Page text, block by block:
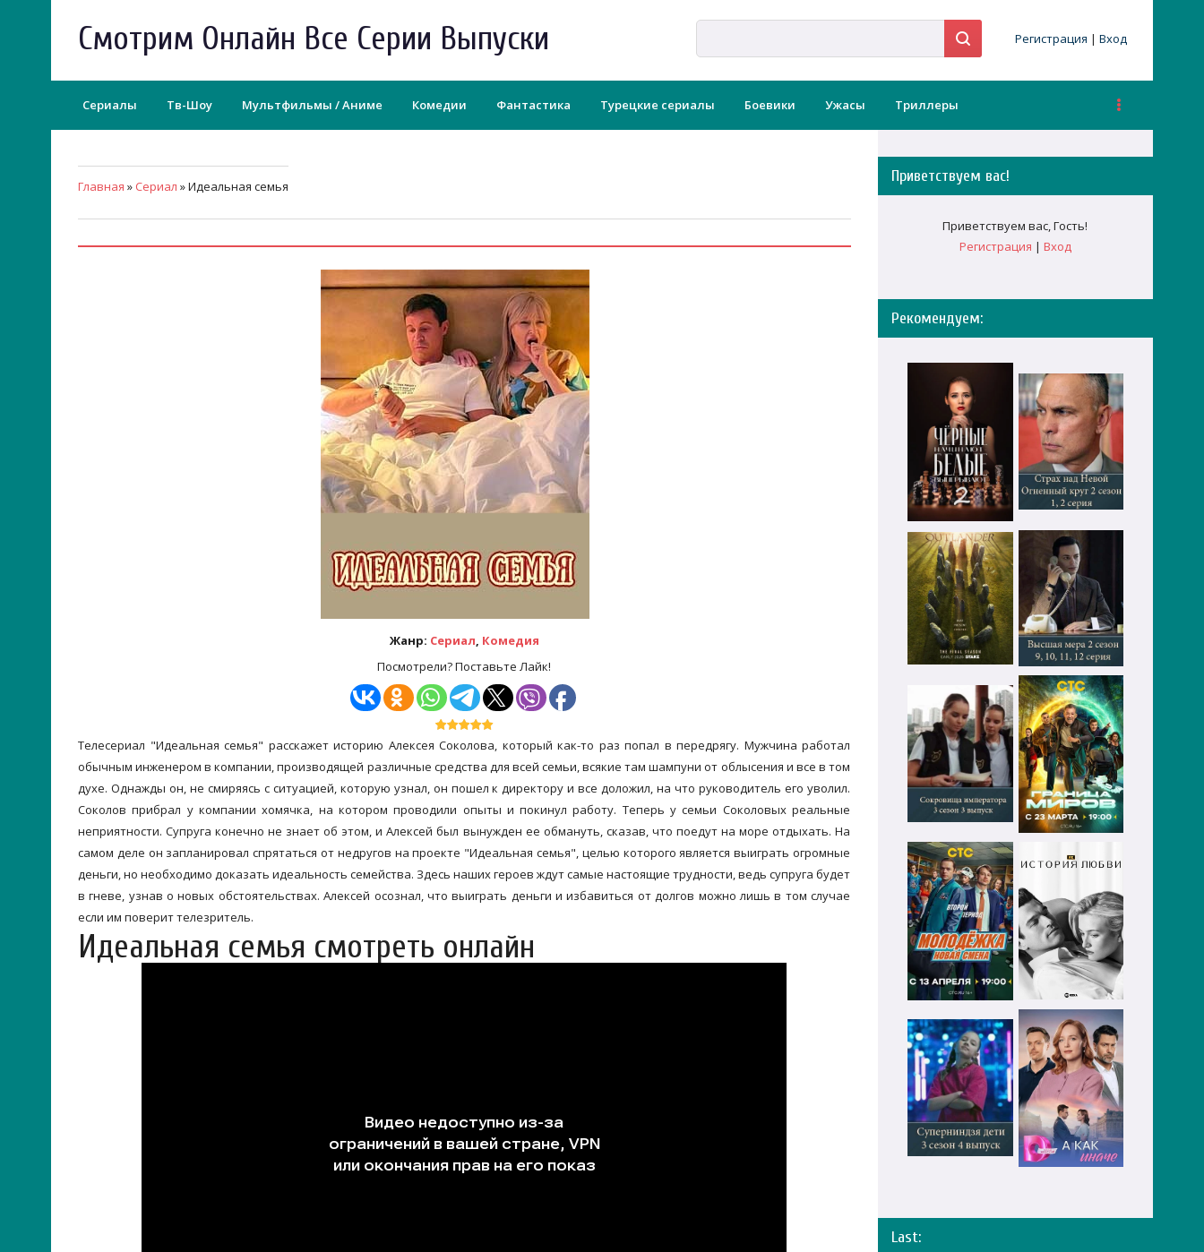
Смотрим Онлайн Все Серии Выпуски Регистрация | Вход
Сериалы Тв-Шоу Мультфильмы / Аниме Комедии Фантастика Турецкие сериалы Боевики Ужасы Триллеры
Главная » Сериал » Идеальная семья
Жанр: Сериал, Комедия
Посмотрели? Поставьте Лайк!
Телесериал "Идеальная семья" расскажет историю Алексея Соколова, который как-то раз попал в передрягу. Мужчина работал
обычным инженером в компании, производящей различные средства для всей семьи, всякие там шампуни от облысения и все в том
духе. Однажды он, не смиряясь с ситуацией, которую узнал, он пошел к директору и все доложил, на что руководитель его уволил.
Соколов прибрал у компании хомячка, на котором проводили опыты и покинул работу. Теперь у семьи Соколовых реальные
неприятности. Супруга конечно не знает об этом, и Алексей был вынужден ее обмануть, сказав, что поедут на море отдыхать. На
самом деле он запланировал спрятаться от недругов на проекте "Идеальная семья", целью которого является выиграть огромные
деньги, но необходимо доказать идеальность семейства. Здесь наших героев ждут самые настоящие трудности, ведь супруга будет
в гневе, узнав о новых обстоятельствах. Алексей осознал, что выиграть деньги и избавиться от долгов можно лишь в том случае
если им поверит телезритель.
Идеальная семья смотреть онлайн
Приветствуем вас!
Приветствуем вас,Гость!
Регистрация | Вход
Рекомендуем:
Last: